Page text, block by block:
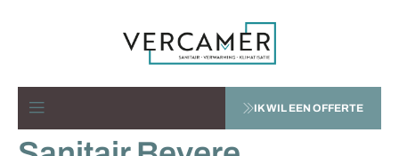
IK WIL EEN OFFERTE